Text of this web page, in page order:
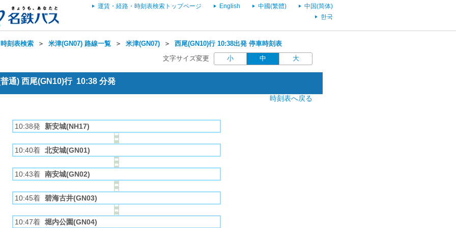
運賃・経路・時刻表検索トップページ English 中國(繁體)
中国(简体)
한국
刻表検索 ＞ 米津(GN07) 路線一覧 ＞ 米津(GN07) ＞ 西尾(GN10)行 10:38出発 停車時刻表
文字サイズ変更 小 中 大
通) 西尾(GN10)行 10:38 分発
時刻表へ戻る
10:38発 新安城(NH17)
10:40着 北安城(GN01)
10:43着 南安城(GN02)
10:45着 碧海古井(GN03)
10:47着 堀内公園(GN04)